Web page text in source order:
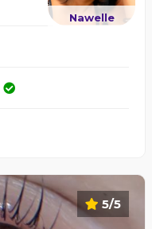
Nawelle
5/5